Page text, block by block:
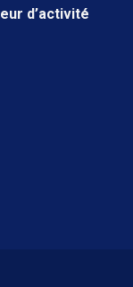
d’activité